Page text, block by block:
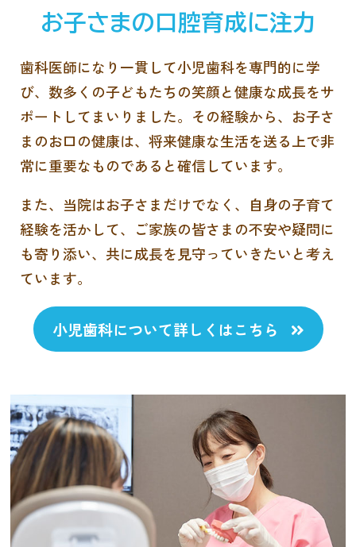
お子さまの口腔育成に注力
歯科医師になり一貫して小児歯科を専門的に学
び、数多くの子どもたちの笑顔と健康な成長をサ
ポートしてまいりました。その経験から、お子さ
まのお口の健康は、将来健康な生活を送る上で非
常に重要なものであると確信しています。
また、当院はお子さまだけでなく、自身の子育て
経験を活かして、ご家族の皆さまの不安や疑問に
も寄り添い、共に成長を見守っていきたいと考え
ています。
小児歯科について詳しくはこちら